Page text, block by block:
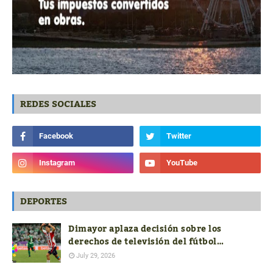
REDES SOCIALES
DEPORTES
Dimayor aplaza decisión sobre los
derechos de televisión del fútbol
colombiano hasta conocer las ofertas
July 29, 2026